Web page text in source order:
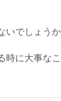
でしょうか
時に大事なこ